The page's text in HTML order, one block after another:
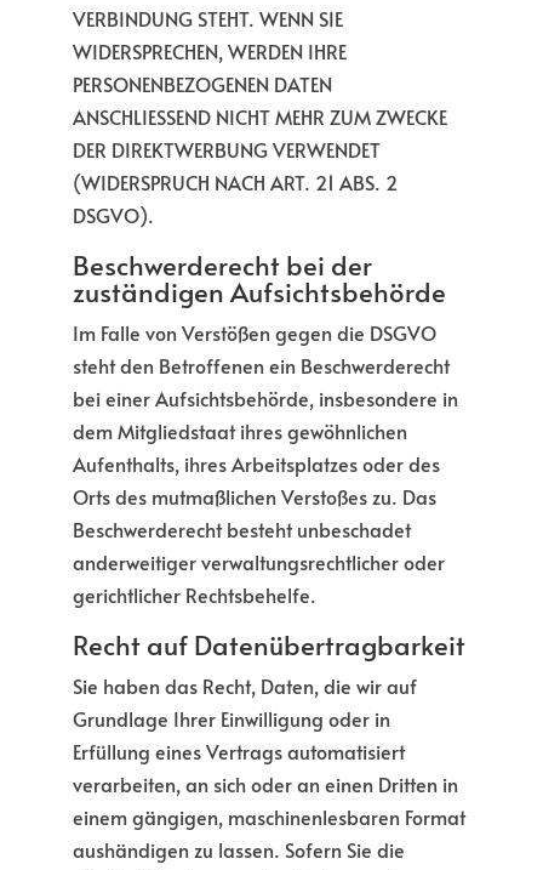
VERBINDUNG STEHT. WENN SIE
WIDERSPRECHEN, WERDEN IHRE
PERSONENBEZOGENEN DATEN
ANSCHLIESSEND NICHT MEHR ZUM ZWECKE
DER DIREKTWERBUNG VERWENDET
(WIDERSPRUCH NACH ART. 21 ABS. 2
DSGVO).
Beschwerde­recht bei der
zuständigen Aufsichts­behörde
Im Falle von Verstößen gegen die DSGVO
steht den Betroffenen ein Beschwerderecht
bei einer Aufsichtsbehörde, insbesondere in
dem Mitgliedstaat ihres gewöhnlichen
Aufenthalts, ihres Arbeitsplatzes oder des
Orts des mutmaßlichen Verstoßes zu. Das
Beschwerderecht besteht unbeschadet
anderweitiger verwaltungsrechtlicher oder
gerichtlicher Rechtsbehelfe.
Recht auf Daten­übertrag­barkeit
Sie haben das Recht, Daten, die wir auf
Grundlage Ihrer Einwilligung oder in
Erfüllung eines Vertrags automatisiert
verarbeiten, an sich oder an einen Dritten in
einem gängigen, maschinenlesbaren Format
aushändigen zu lassen. Sofern Sie die